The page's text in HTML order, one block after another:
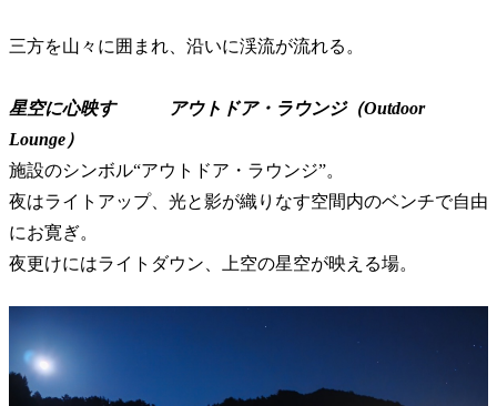
三方を山々に囲まれ、沿いに渓流が流れる。
星空に心映す アウトドア・ラウンジ（Outdoor
Lounge）
施設のシンボル“アウトドア・ラウンジ”。
夜はライトアップ、光と影が織りなす空間内のベンチで自由
にお寛ぎ。
夜更けにはライトダウン、上空の星空が映える場。